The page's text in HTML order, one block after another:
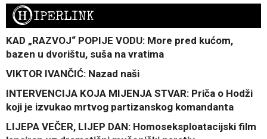
HIPERLINK
KAD „RAZVOJ“ POPIJE VODU: More pred kućom,
bazen u dvorištu, suša na vratima
VIKTOR IVANČIĆ: Nazad naši
INTERVENCIJA KOJA MIJENJA STVAR: Priča o Hodži
koji je izvukao mrtvog partizanskog komandanta
LIJEPA VEČER, LIJEP DAN: Homoseksploatacijski film